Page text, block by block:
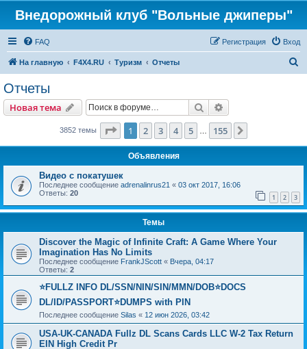
Внедорожный клуб "Вольные джиперы"
FAQ Вход
Регистрация
На главную F4X4.RU Туризм Отчеты
Отчеты
Новая тема Поиск
3852 темы Страница из 155
1 2 3 4 5 155
Объявления
Видео с покатушек
Последнее сообщение adrenalinrus21 « 03 окт 2017, 16:06
Ответы: 20 1 2 3
Темы
Discover the Magic of Infinite Craft: A Game Where Your
Imagination Has No Limits
Последнее сообщение FrankJScott « Вчера, 04:17
Ответы: 2
⭐FULLZ INFO DL/SSN/NIN/SIN/MMN/DOB⭐DOCS
DL/ID/PASSPORT⭐DUMPS with PIN
Последнее сообщение Silas « 12 июн 2026, 03:42
USA-UK-CANADA Fullz DL Scans Cards LLC W-2 Tax Return
EIN High Credit Pr